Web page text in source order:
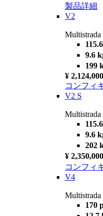
製品詳細
V2
Multistrada
9.6
199
¥ 2,124,000
コンフィ
V2 S
Multistrada
9.6
202
¥
コンフィ
V4
170